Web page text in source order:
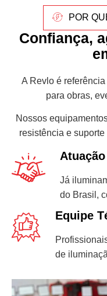
POR
Confiança,
A Revlo é
para obras,
Nossos
resistência e
Já
do Brasil,
Equipe
de